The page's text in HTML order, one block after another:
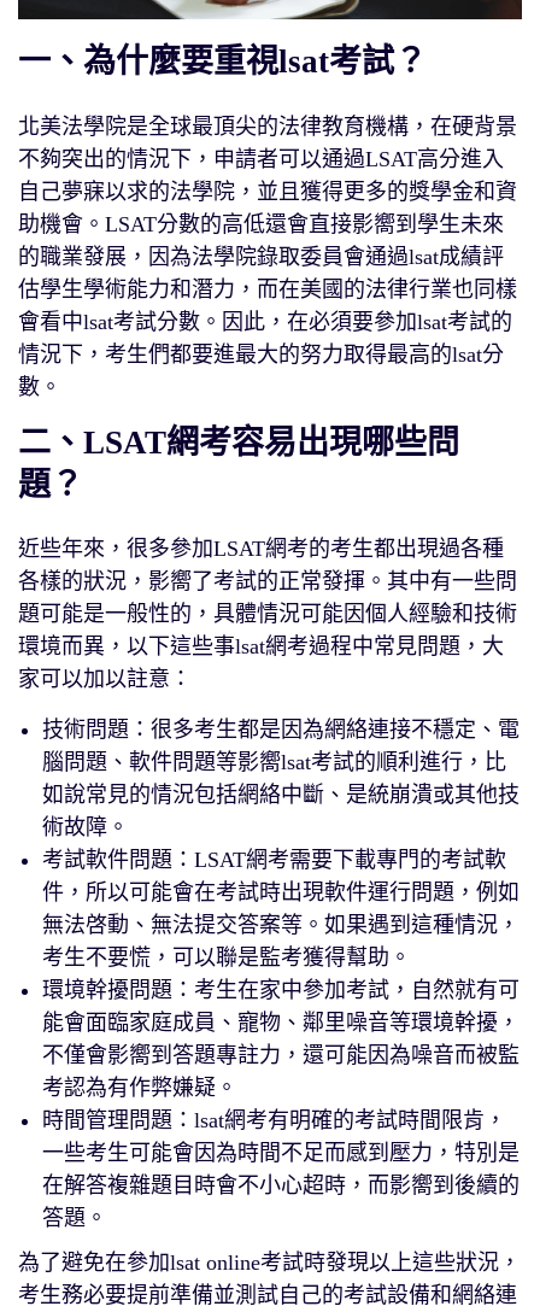
一、為什麼要重視lsat考試？
北美法學院是全球最頂尖的法律教育機構，在硬背景
不夠突出的情況下，申請者可以通過LSAT高分進入
自己夢寐以求的法學院，並且獲得更多的獎學金和資
助機會。LSAT分數的高低還會直接影嚮到學生未來
的職業發展，因為法學院錄取委員會通過lsat成績評
估學生學術能力和潛力，而在美國的法律行業也同樣
會看中lsat考試分數。因此，在必須要參加lsat考試的
情況下，考生們都要進最大的努力取得最高的lsat分
數。
二、LSAT網考容易出現哪些問
題？
近些年來，很多參加LSAT網考的考生都出現過各種
各樣的狀況，影嚮了考試的正常發揮。其中有一些問
題可能是一般性的，具體情況可能因個人經驗和技術
環境而異，以下這些事lsat網考過程中常見問題，大
家可以加以註意：
技術問題：很多考生都是因為網絡連接不穩定、電
腦問題、軟件問題等影嚮lsat考試的順利進行，比
如說常見的情況包括網絡中斷、是統崩潰或其他技
術故障。
考試軟件問題：LSAT網考需要下載專門的考試軟
件，所以可能會在考試時出現軟件運行問題，例如
無法啓動、無法提交答案等。如果遇到這種情況，
考生不要慌，可以聯是監考獲得幫助。
環境幹擾問題：考生在家中參加考試，自然就有可
能會面臨家庭成員、寵物、鄰里噪音等環境幹擾，
不僅會影嚮到答題專註力，還可能因為噪音而被監
考認為有作弊嫌疑。
時間管理問題：lsat網考有明確的考試時間限肯，
一些考生可能會因為時間不足而感到壓力，特別是
在解答複雜題目時會不小心超時，而影嚮到後續的
答題。
為了避免在參加lsat online考試時發現以上這些狀況，
考生務必要提前準備並測試自己的考試設備和網絡連